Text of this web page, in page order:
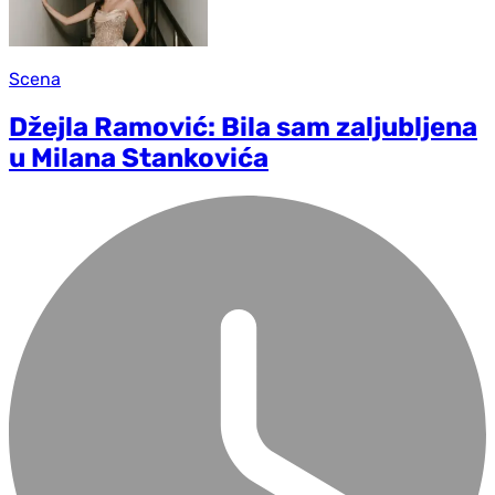
Scena
Džejla Ramović: Bila sam zaljubljena
u Milana Stankovića